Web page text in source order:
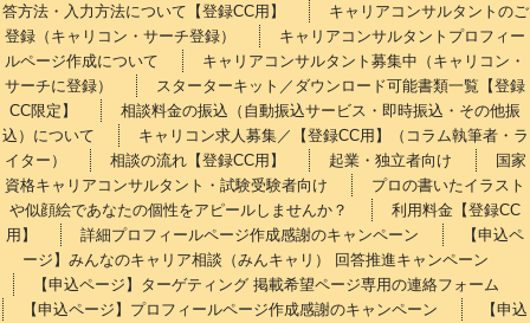
答方法・入力方法について【登録CC用】
キャリアコンサルタントのご
登録（キャリコン・サーチ登録）
キャリアコンサルタントプロフィー
ルページ作成について
キャリアコンサルタント募集中（キャリコン・
サーチに登録）
スターターキット／ダウンロード可能書類一覧【登録
CC限定】
相談料金の振込（自動振込サービス・即時振込・その他振
込）について
キャリコン求人募集／【登録CC用】（コラム執筆者・ラ
イター）
相談の流れ【登録CC用】 起業・独立者向け
国家
資格キャリアコンサルタント・試験受験者向け
プロの書いたイラスト
や似顔絵であなたの個性をアピールしませんか？
利用料金【登録CC
用】
詳細プロフィールページ作成感謝のキャンペーン
【申込ペ
ージ】みんなのキャリア相談（みんキャリ） 回答推進キャンペーン
【申込ページ】ターゲティング 掲載希望ページ専用の連絡フォーム
【申込ページ】プロフィールページ作成感謝のキャンペーン
【申込